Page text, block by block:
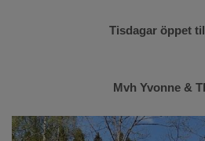
Tisdagar öppet
Mvh Yvonne &